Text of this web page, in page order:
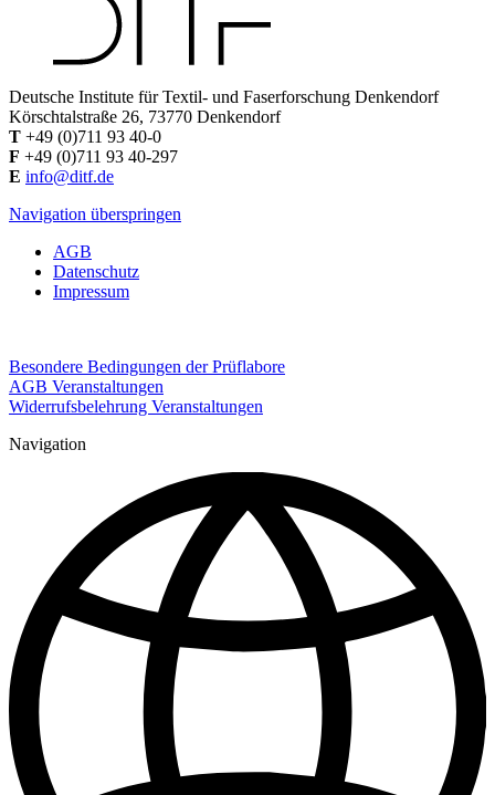
Deutsche Institute für Textil- und Faserforschung Denkendorf
Körschtalstraße 26, 73770 Denkendorf
T +49 (0)711 93 40-0
F +49 (0)711 93 40-297
E info@ditf.de
Navigation überspringen
AGB
Datenschutz
Impressum
Besondere Bedingungen der Prüflabore
AGB Veranstaltungen
Widerrufsbelehrung Veranstaltungen
Navigation